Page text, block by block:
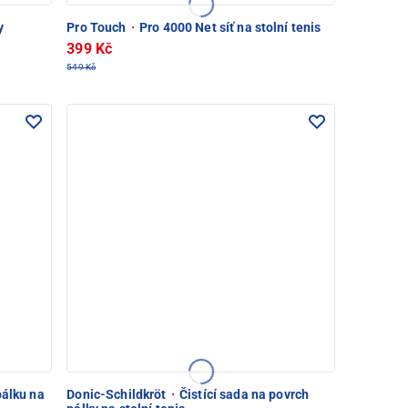
Pro Touch · Pro 4000 Net síť na stolní tenis
399 Kč
549 Kč
na Donic-Schildkröt · Čistící sada na povrch